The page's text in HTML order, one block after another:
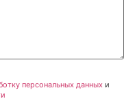
персональных данных и